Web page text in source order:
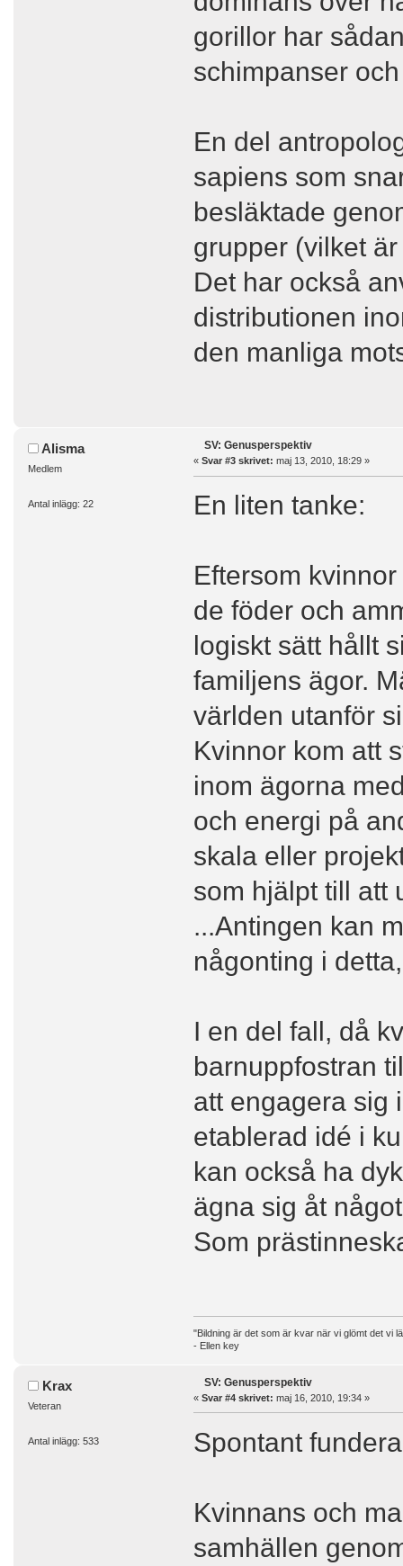
gorillor har
schimpanser
En del
sapiens som
besläktade
grupper (vilket
Det har också
distributionen
den manliga
Alisma
Medlem
Antal inlägg: 22
SV: Genusperspektiv
« Svar #3 skrivet: maj 13, 2010, 18:29 »
En liten tanke:
Eftersom
de föder och
logiskt sätt hållt
familjens ägor.
världen utanför
Kvinnor kom att
inom ägorna
och energi på
skala eller
som hjälpt till att
...Antingen kan
någonting i
I en del fall, då
barnuppfostran
att engagera sig
etablerad idé i
kan också ha
ägna sig åt
Som
"Bildning är det som är kvar när vi glömt det vi
- Ellen key
Krax
Veteran
Antal inlägg: 533
SV: Genusperspektiv
« Svar #4 skrivet: maj 16, 2010, 19:34 »
Spontant
Kvinnans och
samhällen